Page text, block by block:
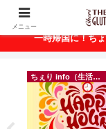
ベトナ
一時帰国に！ち
メニュー